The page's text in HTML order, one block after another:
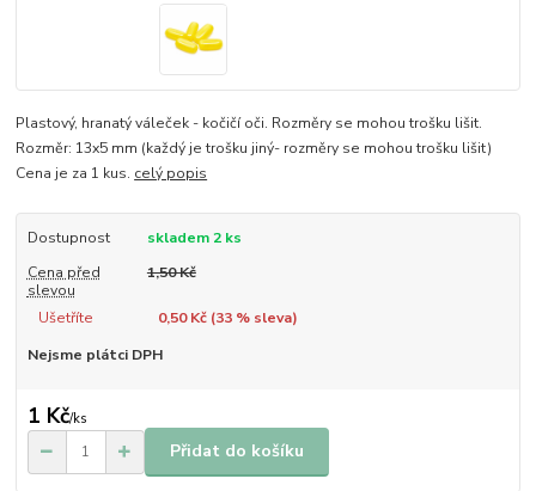
Plastový, hranatý váleček - kočičí oči. Rozměry se mohou trošku lišit.
Rozměr: 13x5 mm (každý je trošku jiný- rozměry se mohou trošku lišit)
Cena je za 1 kus. celý popis
Dostupnost
skladem 2 ks
Cena před
slevou
1,50 Kč
Ušetříte 0,50 Kč (33% sleva)
Nejsme plátci DPH
1 Kč/ks
Přidat do košíku